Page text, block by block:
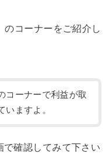
のコーナーをご紹介し
コーナーで利益が取
いますよ。
で確認してみて下さい